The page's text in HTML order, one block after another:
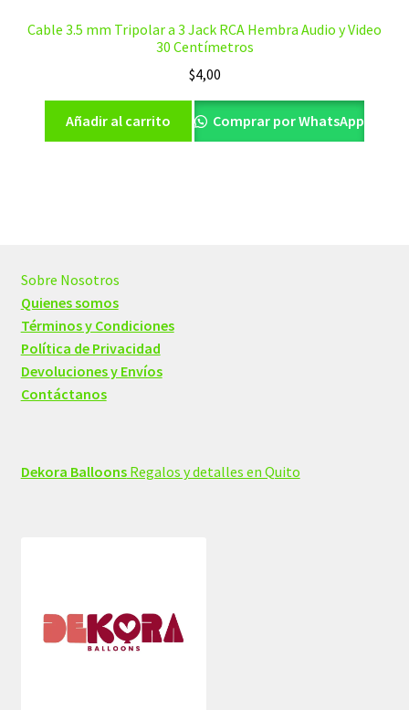
Cable 3.5 mm Tripolar a 3 Jack RCA Hembra Audio y Video
30 Centímetros
$4,00
Añadir al carrito Comprar por WhatsApp
Sobre Nosotros
Quienes somos
Términos y Condiciones
Política de Privacidad
Devoluciones y Envíos
Contáctanos
Dekora BalloonsRegalos y detalles en Quito